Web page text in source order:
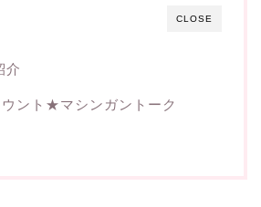
CLOSE
介
ント★マシンガントーク